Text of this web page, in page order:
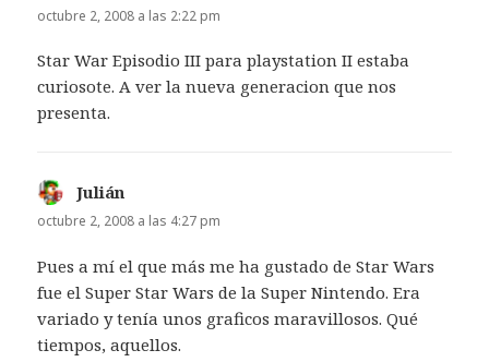
octubre 2, 2008 a las 2:22 pm
Star War Episodio III para playstation II estaba
curiosote. A ver la nueva generacion que nos
presenta.
Julián
octubre 2, 2008 a las 4:27 pm
Pues a mí el que más me ha gustado de Star Wars
fue el Super Star Wars de la Super Nintendo. Era
variado y tenía unos graficos maravillosos. Qué
tiempos, aquellos.